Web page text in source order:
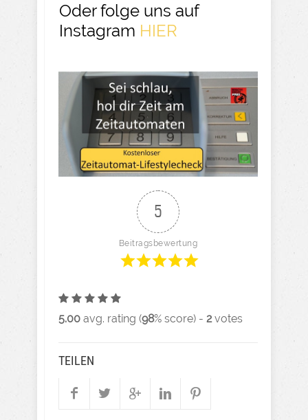
Oder folge uns auf
Instagram HIER
5
Beitragsbewertung
5.00 avg. rating (98% score) - 2 votes
TEILEN